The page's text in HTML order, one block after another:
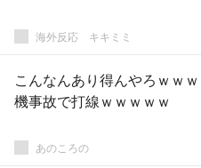
­海外反応 キキミミ
こんなんあり得んやろｗｗ
機事故で打線ｗｗｗｗｗ
あのころの